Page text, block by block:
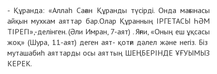
- Құранда: «Аллаһ Саған Құранды түсірді. Онда мағынасы
айқын мухкам аяттар бар.Олар Құранның ІРГЕТАСЫ ҺӘМ
ТІРЕГІ»,-делінген. (Әли Имран, 7-аят) . Яғни, «Оның еш ұқсасы
жоқ» (Шура, 11-аят) деген аят- қотғи дәлел және негіз. Біз
муташабиһ аяттарды осы аяттың ШЕҢБЕРІНДЕ ҰҒУЫМЫЗ
КЕРЕК.